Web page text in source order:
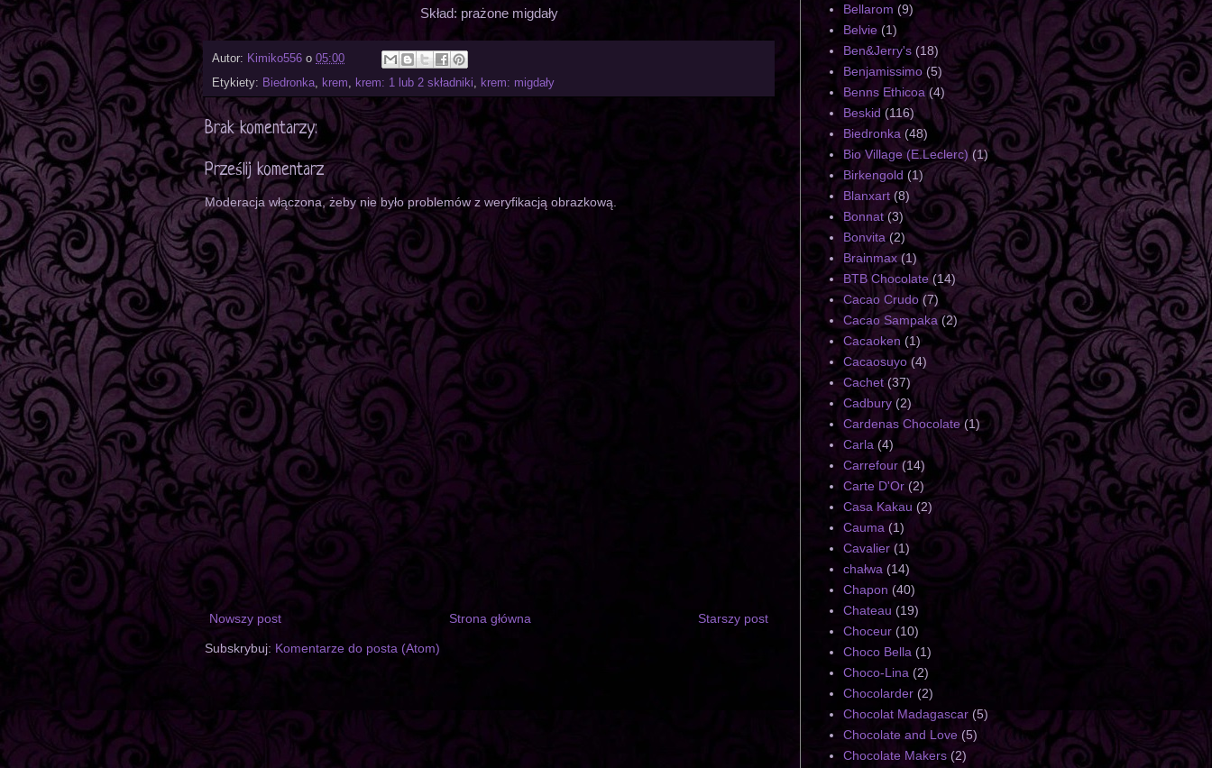
Skład: prażone migdały
Autor: Kimiko556 o 05:00
Etykiety: Biedronka, krem, krem: 1 lub 2 składniki, krem: migdały
Brak komentarzy:
Prześlij komentarz
Moderacja włączona, żeby nie było problemów z weryfikacją obrazkową.
Nowszy post Starszy post
Strona główna
Subskrybuj: Komentarze do posta (Atom)
Bellarom (9)
Belvie (1)
Ben&Jerry's (18)
Benjamissimo (5)
Benns Ethicoa (4)
Beskid (116)
Biedronka (48)
Bio Village (E.Leclerc) (1)
Birkengold (1)
Blanxart (8)
Bonnat (3)
Bonvita (2)
Brainmax (1)
BTB Chocolate (14)
Cacao Crudo (7)
Cacao Sampaka (2)
Cacaoken (1)
Cacaosuyo (4)
Cachet (37)
Cadbury (2)
Cardenas Chocolate (1)
Carla (4)
Carrefour (14)
Carte D'Or (2)
Casa Kakau (2)
Cauma (1)
Cavalier (1)
chałwa (14)
Chapon (40)
Chateau (19)
Choceur (10)
Choco Bella (1)
Choco-Lina (2)
Chocolarder (2)
Chocolat Madagascar (5)
Chocolate and Love (5)
Chocolate Makers (2)